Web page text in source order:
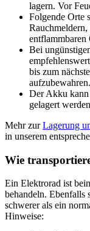
lagern. Vor
Folgende Orte
entflammbaren
Bei
bis zum
aufzubewahren.
Der Akku kann
gelagert
Mehr zurLagerung
in unserem
Wie
Ein Elektrorad ist
behandeln. Ebenfalls
schwerer als ein
Hinweise: